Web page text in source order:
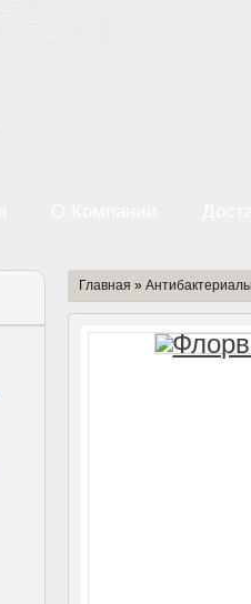
Главная »